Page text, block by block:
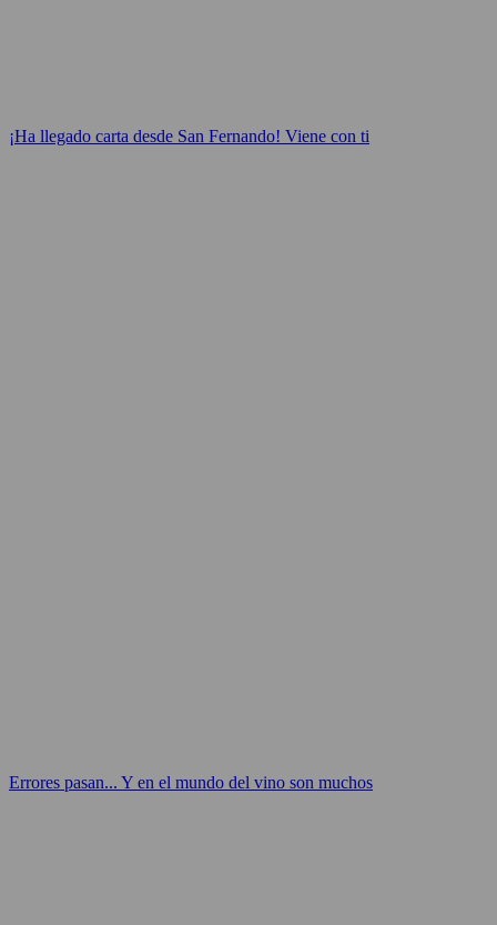
¡Ha llegado carta desde San Fernando! Viene con ti
Errores pasan... Y en el mundo del vino son muchos